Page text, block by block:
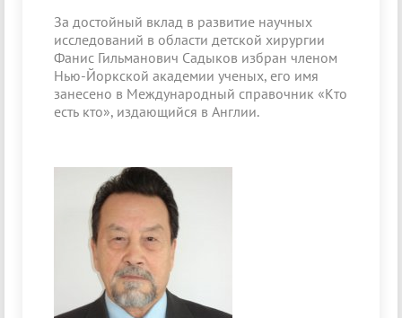
За достойный вклад в развитие научных
исследований в области детской хирургии
Фанис Гильманович Садыков избран членом
Нью-Йоркской академии ученых, его имя
занесено в Международный справочник «Кто
есть кто», издающийся в Англии.